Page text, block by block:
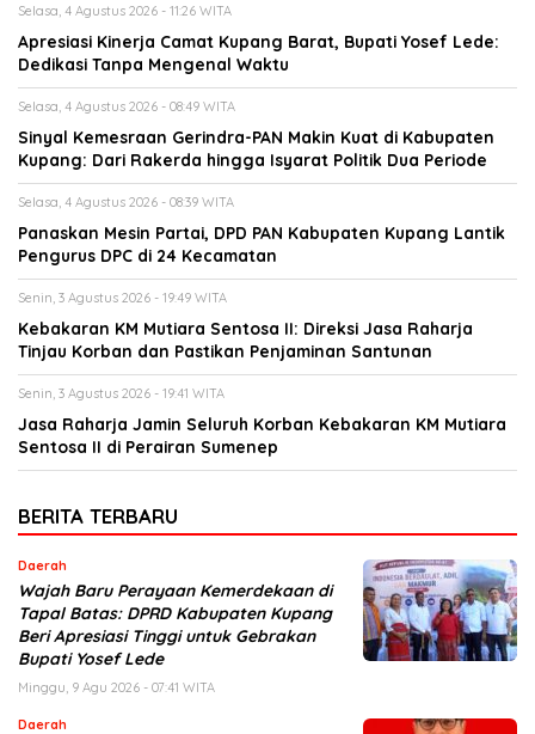
Selasa, 4 Agustus 2026 - 11:26 WITA
Apresiasi Kinerja Camat Kupang Barat, Bupati Yosef Lede:
Dedikasi Tanpa Mengenal Waktu
Selasa, 4 Agustus 2026 - 08:49 WITA
Sinyal Kemesraan Gerindra-PAN Makin Kuat di Kabupaten
Kupang: Dari Rakerda hingga Isyarat Politik Dua Periode
Selasa, 4 Agustus 2026 - 08:39 WITA
Panaskan Mesin Partai, DPD PAN Kabupaten Kupang Lantik
Pengurus DPC di 24 Kecamatan
Senin, 3 Agustus 2026 - 19:49 WITA
Kebakaran KM Mutiara Sentosa II: Direksi Jasa Raharja
Tinjau Korban dan Pastikan Penjaminan Santunan
Senin, 3 Agustus 2026 - 19:41 WITA
Jasa Raharja Jamin Seluruh Korban Kebakaran KM Mutiara
Sentosa II di Perairan Sumenep
BERITA TERBARU
Daerah
Wajah Baru Perayaan Kemerdekaan di
Tapal Batas: DPRD Kabupaten Kupang
Beri Apresiasi Tinggi untuk Gebrakan
Bupati Yosef Lede
Minggu, 9 Agu 2026 - 07:41 WITA
Daerah